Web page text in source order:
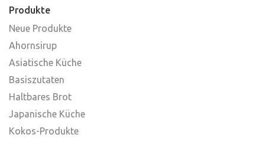
Produkte
Neue Produkte
Ahornsirup
Asiatische Küche
Basiszutaten
Haltbares Brot
Japanische Küche
Kokos-Produkte